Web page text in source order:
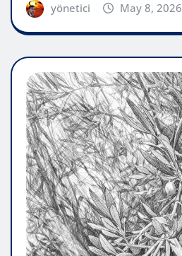
yönetici May 8, 2026